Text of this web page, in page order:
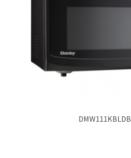
DMW111KBLDB